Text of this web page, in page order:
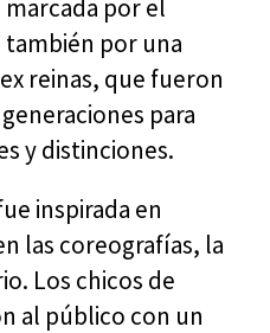
por el
también por una
reinas, que fueron
para
y distinciones.
inspirada en
las coreografías, la
Los chicos de
al público con un